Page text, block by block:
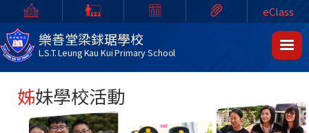
樂善堂梁銶琚學校
L.S.T. Leung Kau Kui Primary School
eClass
姊妹學校活動